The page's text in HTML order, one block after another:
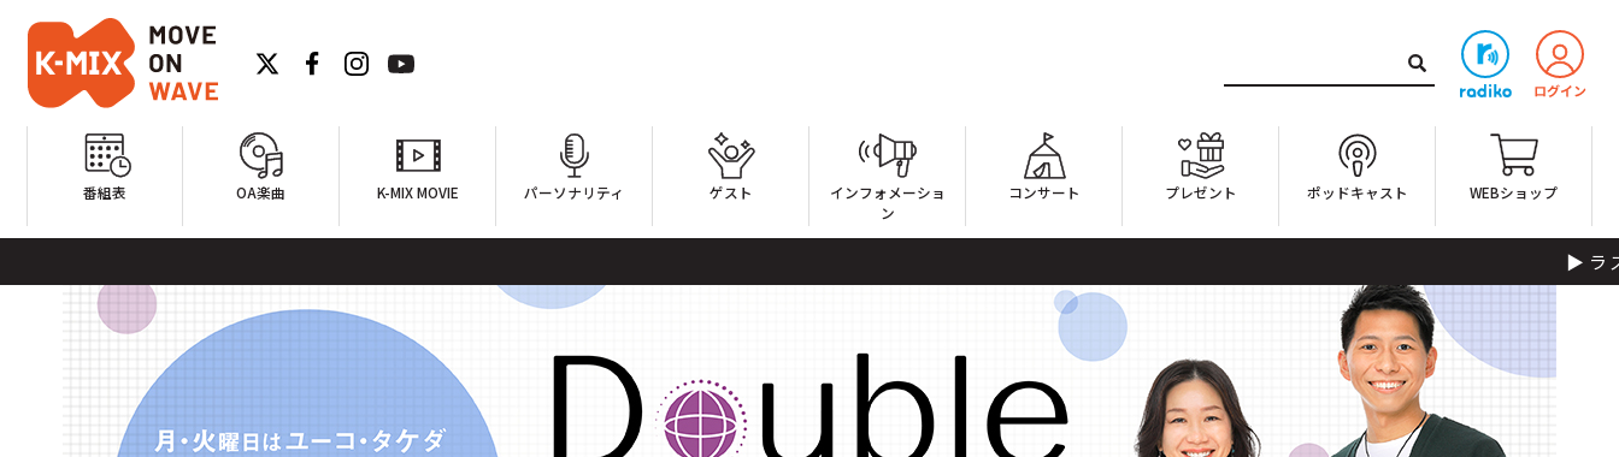
番組表 OA楽曲 K-MIX MOVIE パーソナリティ ゲスト
インフォメーショ
ン
コンサート プレゼント ポッドキャスト WEBショップ
ラスト・オリジ